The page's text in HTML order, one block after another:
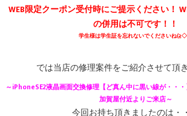
WEB限定クーポン受付時にご提示ください！
の併用は不可です！！
学生様は学生証を忘れないでくださいね
では当店の修理案件をご紹介させて頂
～iPhoneSE2液晶画面交換修理【ど真ん中に黒い線が・・
加賀屋付近よりご来店～
今回お持ち頂きましたのは・